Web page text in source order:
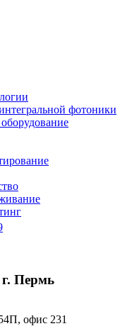
фотоники
Пермь
офис 231